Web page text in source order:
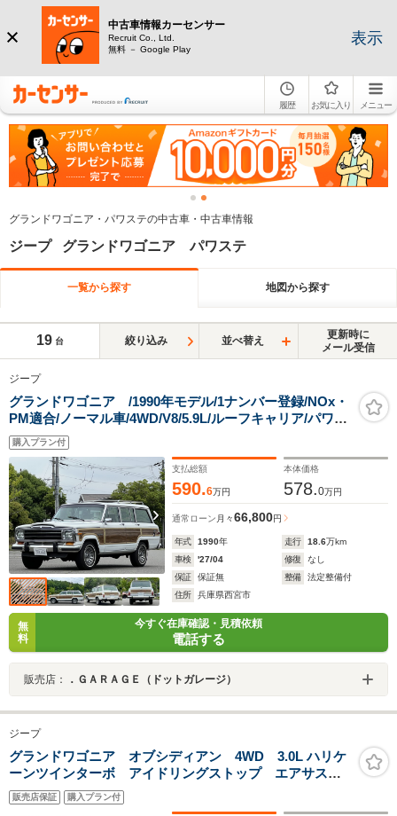
中古車情報カーセンサー
Recruit Co., Ltd.
無料 － Google Play
表示
履歴 お気に入り メニュー
グランドワゴニア・パワステの中古車・中古車情報
ジープ グランドワゴニア パワステ
一覧から探す 地図から探す
19 台 絞り込み 並べ替え
更新時に
メール受信
ジープ
グランドワゴニア /1990年モデル/1ナンバー登録/NOx・
PM適合/ノーマル車/4WD/V8/5.9L/ルーフキャリア/パワー
ステアリング/パワーウィンドウ/キーレス/クーラ
ー/Bluetooth/ETC
購入プラン付
支払総額
590.6万円
本体価格
578.0万円
通常ローン 月々66,800円
年式 1990年 走行 18.6万km
車検
'27/04 修復
なし
保証
保証無 整備
法定整備付
住所
兵庫県西宮市
無
料
今すぐ在庫確認・見積依頼
電話する
販売店： ．ＧＡＲＡＧＥ（ドットガレージ）
ジープ
グランドワゴニア オブシディアン 4WD 3.0L ハリケ
ーンツインターボ アイドリングストップ エアサス
フロントマッサージシート ヘッドアップディスプレ
イ 助手席モニター リアモニター ワイヤレスチャー
販売店保証 購入プラン付